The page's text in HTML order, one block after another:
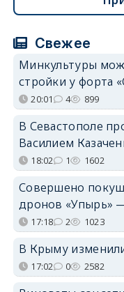
Свежее
Минкультуры
стройки у форта
20:01 4 899
В Севастополе
Василием
18:02 1 1602
Совершено
дронов «Упырь»
17:18 2 1023
В Крыму
17:02 0 2582